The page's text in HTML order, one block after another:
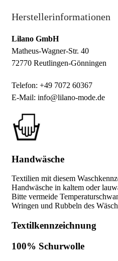
Herstellerinformationen
Lilano GmbH
Matheus-Wagner-Str. 40
72770 Reutlingen-Gönningen
Telefon: +49 7072 60367
E-Mail: info@lilano-mode.de
Handwäsche
Textilien mit diesem
Handwäsche in kaltem oder
Bitte vermeide
Wringen und Rubbeln des
Textilkennzeichnung
100% Schurwolle